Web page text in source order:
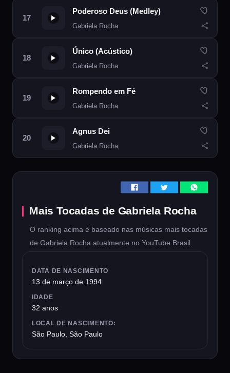
Poderoso Deus (Medley)
Gabriela Rocha
Único (Acústico)
Gabriela Rocha
Rompendo em Fé
Gabriela Rocha
Agnus Dei
Gabriela Rocha
Mais Tocadas de Gabriela Rocha
O ranking acima é baseado nas músicas mais tocadas
de Gabriela Rocha atualmente no YouTube Brasil.
DATA DE NASCIMENTO
13 de março de 1994
IDADE
32 anos
LOCAL DE NASCIMENTO:
São Paulo, São Paulo